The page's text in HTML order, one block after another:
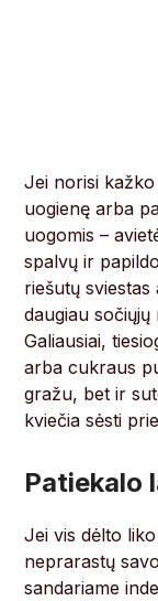
Jei norisi
uogienę arba
uogomis –
spalvų ir
riešutų
daugiau
Galiausiai,
arba cukraus
gražu, bet ir
kviečia sėsti
Patiekalo
Jei vis dėlto
neprarastų
sandariame